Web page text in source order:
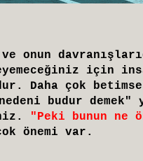
onun
için
Daha çok
budur demek"
"Peki bunun ne
önemi var.